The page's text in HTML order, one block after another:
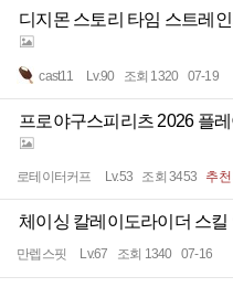
디지몬 스토리 타임 스트레
cast11 Lv.90 조회 1320 07-19
프로야구스피리츠 2026 플
로테이터커프 Lv.53 조회 3453 추천
체이싱 칼레이도라이더 스킬
만렙스핏 Lv.67 조회 1340 07-16